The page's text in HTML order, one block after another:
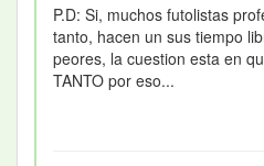
P.D: Si, muchos futolistas
tanto, hacen un sus tiempo
peores, la cuestion esta en
TANTO por eso...